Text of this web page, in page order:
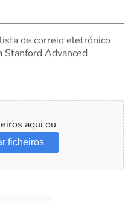
de correio eletrónico
Stanford Advanced
aqui ou
ficheiros